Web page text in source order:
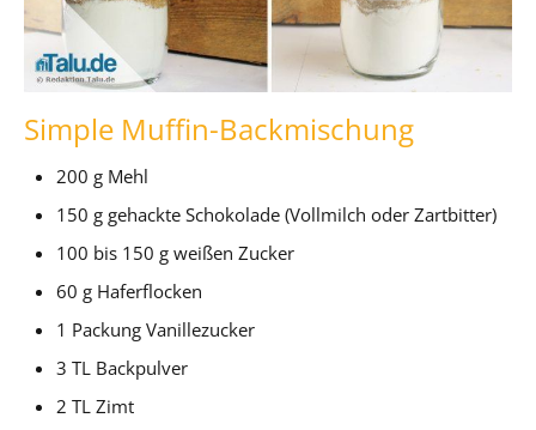
Simple Muffin-Backmischung
200 g Mehl
150 g gehackte Schokolade (Vollmilch oder Zartbitter)
100 bis 150 g weißen Zucker
60 g Haferflocken
1 Packung Vanillezucker
3 TL Backpulver
2 TL Zimt